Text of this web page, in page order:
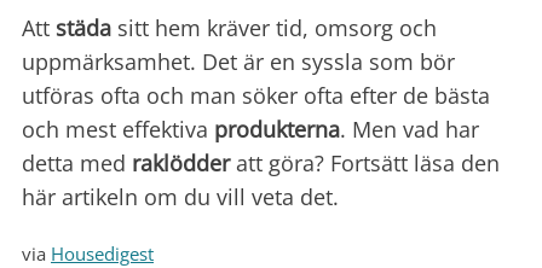
Att städa sitt hem kräver tid, omsorg och
uppmärksamhet. Det är en syssla som bör
utföras ofta och man söker ofta efter de bästa
och mest effektiva produkterna. Men vad har
detta med raklödderatt göra? Fortsätt läsa den
här artikeln om du vill veta det.
via Housedigest